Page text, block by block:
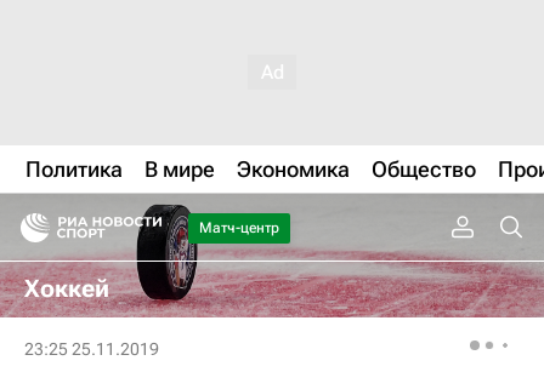
Политика В мире Экономика Общество
Матч-центр
Хоккей
23:25 25.11.2019